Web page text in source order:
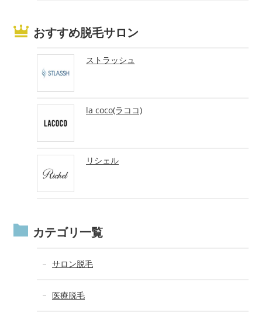
おすすめ脱毛サロン
ストラッシュ
la coco(ラココ)
リシェル
カテゴリ一覧
サロン脱毛
医療脱毛